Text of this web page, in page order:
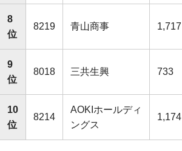
8
位
8219 青山商事 1,717
9
位
8018 三共生興 733
10
位
8214
AOKIホールディ
ングス
1,174